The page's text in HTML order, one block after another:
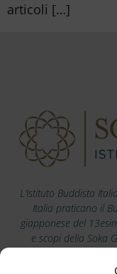
articoli […]
L’Istituto Buddista
Italia praticano il
giapponese del
e scopi della Soka